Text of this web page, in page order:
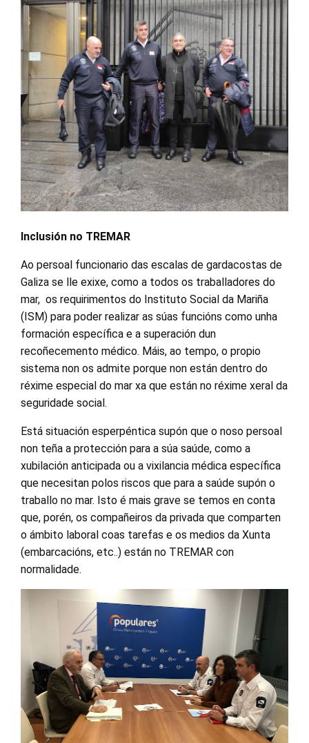
Inclusión no TREMAR
Ao persoal funcionario das escalas de gardacostas de
Galiza se lle exixe, como a todos os traballadores do
mar, os requirimentos do Instituto Social da Mariña
(ISM) para poder realizar as súas funcións como unha
formación específica e a superación dun
recoñecemento médico. Máis, ao tempo, o propio
sistema non os admite porque non están dentro do
réxime especial do mar xa que están no réxime xeral da
seguridade social.
Está situación esperpéntica supón que o noso persoal
non teña a protección para a súa saúde, como a
xubilación anticipada ou a vixilancia médica específica
que necesitan polos riscos que para a saúde supón o
traballo no mar. Isto é mais grave se temos en conta
que, porén, os compañeiros da privada que comparten
o ámbito laboral coas tarefas e os medios da Xunta
(embarcacións, etc..) están no TREMAR con
normalidade.